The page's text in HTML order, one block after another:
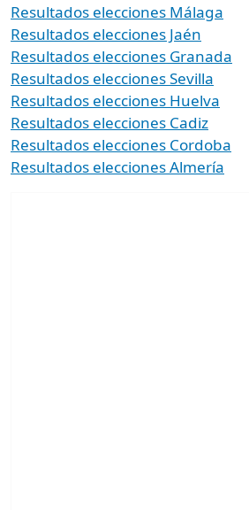
Resultados elecciones Málaga
Resultados elecciones Jaén
Resultados elecciones Granada
Resultados elecciones Sevilla
Resultados elecciones Huelva
Resultados elecciones Cadiz
Resultados elecciones Cordoba
Resultados elecciones Almería